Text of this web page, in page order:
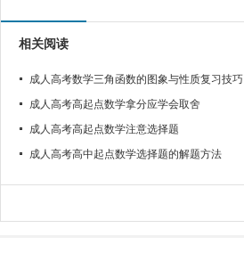
相关阅读
成人高考数学三角函数的图象与性质复习技巧
成人高考高起点数学拿分应学会取舍
成人高考高起点数学注意选择题
成人高考高中起点数学选择题的解题方法